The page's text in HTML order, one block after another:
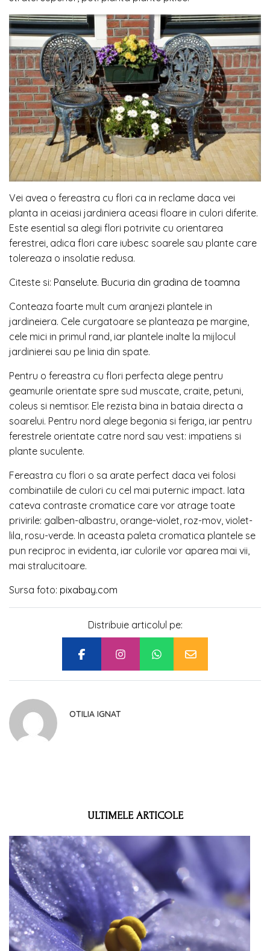
Vei avea o fereastra cu flori ca in reclame daca vei
planta in aceiasi jardiniera aceasi floare in culori diferite.
Este esential sa alegi flori potrivite cu orientarea
ferestrei, adica flori care iubesc soarele sau plante care
tolereaza o insolatie redusa.
Citeste si: Panselute. Bucuria din gradina de toamna
Conteaza foarte mult cum aranjezi plantele in
jardineiera. Cele curgatoare se planteaza pe margine,
cele mici in primul rand, iar plantele inalte la mijlocul
jardinierei sau pe linia din spate.
Pentru o fereastra cu flori perfecta alege pentru
geamurile orientate spre sud muscate, craite, petuni,
coleus si nemtisor. Ele rezista bina in bataia directa a
soarelui. Pentru nord alege begonia si feriga, iar pentru
ferestrele orientate catre nord sau vest: impatiens si
plante suculente.
Fereastra cu flori o sa arate perfect daca vei folosi
combinatiile de culori cu cel mai puternic impact. Iata
cateva contraste cromatice care vor atrage toate
privirile: galben-albastru, orange-violet, roz-mov, violet-
lila, rosu-verde. In aceasta paleta cromatica plantele se
pun reciproc in evidenta, iar culorile vor aparea mai vii,
mai stralucitoare.
Sursa foto: pixabay.com
Distribuie articolul pe:
OTILIA IGNAT
ULTIMELE ARTICOLE